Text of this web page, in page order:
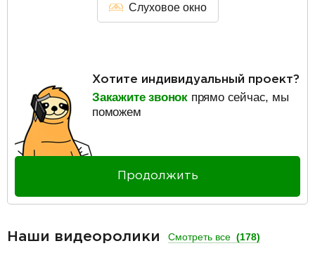
Слуховое окно
Хотите индивидуальный проект?
Закажите звонок прямо сейчас, мы
поможем
Продолжить
Наши видеоролики Смотреть все (178)